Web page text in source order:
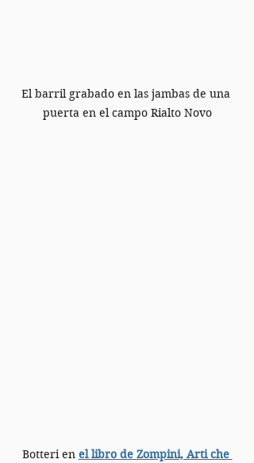
El barril grabado en las jambas de una
puerta en el campo Rialto Novo
Botteri en el libro de Zompini, Arti che